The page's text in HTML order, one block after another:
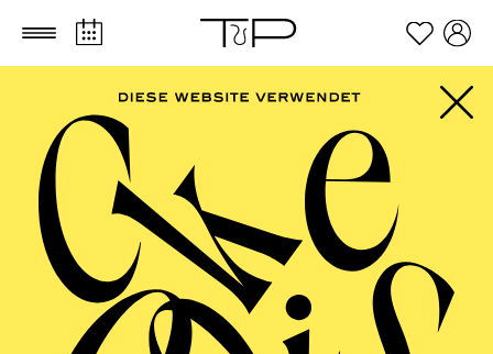
Zum Hauptinhalt springen Zum Footer springen
ESSENER
PHILHARMONIKER